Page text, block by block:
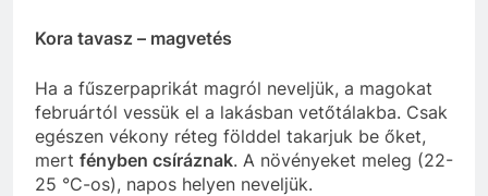
Kora tavasz – magvetés
Ha a fűszerpaprikát magról neveljük, a magokat
februártól vessük el a lakásban vetőtálakba. Csak
egészen vékony réteg földdel takarjuk be őket,
mert fényben csíráznak. A növényeket meleg (22-
25 °C-os), napos helyen neveljük.